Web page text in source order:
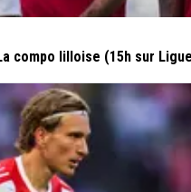
compo lilloise (15h sur